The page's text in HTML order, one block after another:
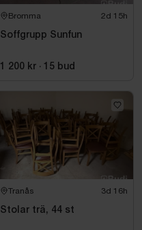
Bromma 2d 15h
Soffgrupp Sunfun
1 200 kr · 15 bud
Tranås 3d 16h
Stolar trä, 44 st